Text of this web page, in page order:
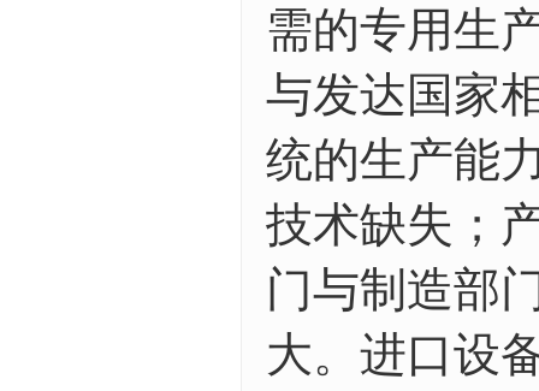
需的专用生
与发达国家
统的生产能
技术缺失；
门与制造部
大。进口设